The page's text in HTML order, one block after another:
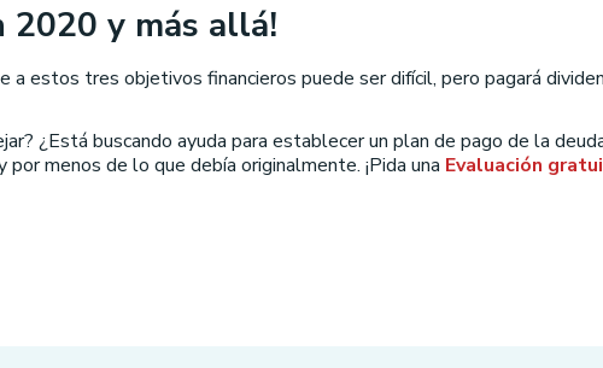
2020 y más allá!
estos tres objetivos financieros puede ser difícil, pero pagará
¿Está buscando ayuda para establecer un plan de pago de la
menos de lo que debía originalmente. ¡Pida una Evaluación